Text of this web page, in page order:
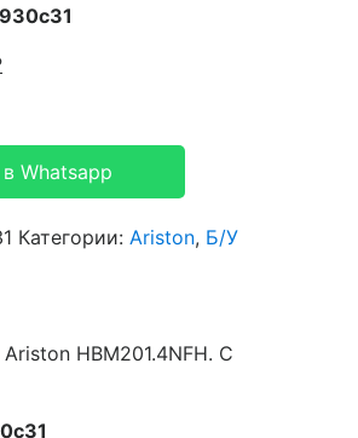
Whatsapp
Категории: Ariston, Б/У
HBM201.4NFH. С